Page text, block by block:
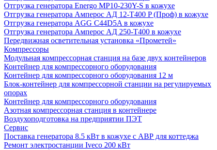
Отгрузка генератора Energo MP10-230Y-S в кожухе
Отгрузка генератора Амперос АД 12-Т400 P (Проф) в кожухе
Отгрузка генератора AGG C44D5A в кожухе
Отгрузка генератора Амперос АД 250-Т400 в кожухе
Передвижная осветительная установка «Прометей»
Компрессоры
Модульная компрессорная станция на базе двух контейнеров
Контейнер для компрессорного оборудования
Контейнер для компрессорного оборудования 12 м
Блок-контейнер для компрессорной станции на регулируемых
опорах
Контейнер для компрессорного оборудования
Азотная компрессорная станция в контейнере
Воздухоподготовка на предприятии ПЭТ
Сервис
Поставка генератора 8.5 кВт в кожухе с АВР для коттеджа
Ремонт электростанции Iveco 200 кВт